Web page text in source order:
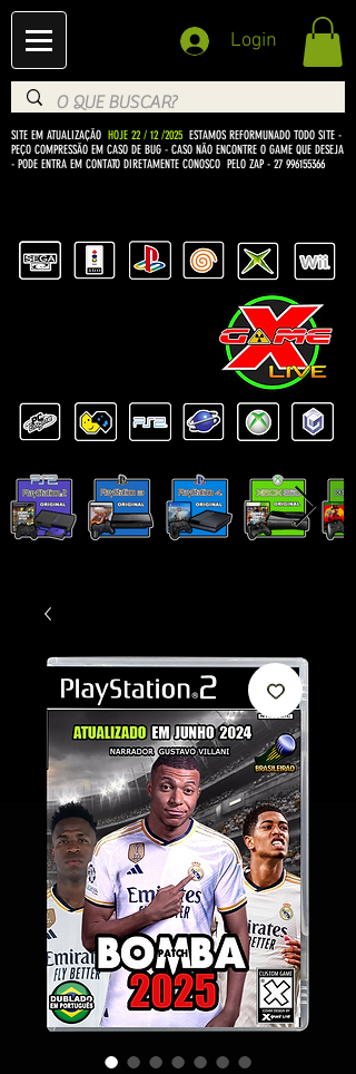
Login
SITE EM ATUALIZAÇÃO HOJE 22 / 12 /2025 ESTAMOS REFORMUNADO TODO SITE -
PEÇO COMPRESSÃO EM CASO DE BUG - CASO NÃO ENCONTRE O GAME QUE DESEJA
- PODE ENTRA EM CONTATO DIRETAMENTE CONOSCO PELO ZAP - 27 996155366